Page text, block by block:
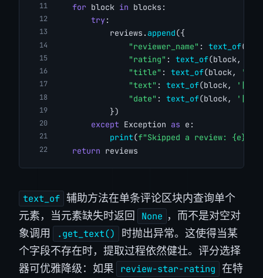
for block in blocks:
try:
            reviews.
append({
"reviewer_name" : text_of
"rating" : text_of(block,
"title" : text_of(block,
"text" : text_of(block,
"date" : text_of(block,
            })
except Exception as e:
print(f"Skipped a review: {e}"
return reviews
text_of 辅助方法在单条评论区块内查询单个
元素，当元素缺失时返回
None ，而不是对空对
象调用
.get_text()
时抛出异常。这使得当某
个字段不存在时，提取过程依然健壮。评分选择
器可优雅降级：如果
review-star-rating 在特